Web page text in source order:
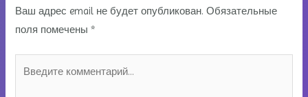
Ваш адрес email не будет опубликован. Обязательные
поля помечены*